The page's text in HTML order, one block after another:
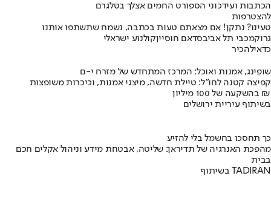
הכתבות ועידכוני הספורט החמים אצלך בטלגרם
להצטרפות
טעינו? נתקן! אם מצאתם טעות בכתבה, נשמח שתשתפו אותנו
גרוקמכבי תל אביבסדאם חוסייןקולנוע ישראלי
כדאילהכיר
שופינג, אמנות ואוכל: המרכז המתחדש של מזרח י-ם
קפיצה קטנה לחו"ל: טיילת חדשה, מיצגי אמנות, וכיכרות משופצות
בהשקעה של 100 מיליון ₪
בשיתוף עיריית ירושלים
כך תחסכו בחשמל בלי להזיע
מהפכת האנרגיה של תדיראן: שליטה, אבטחת מידע וניהול אקלים חכם
בבית
בשיתוף TADIRAN